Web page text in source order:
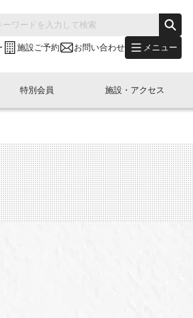
施設ご予約 お問い合わせ メニュー
別会員開催
展・参加
"LINK-BioBAY TOKYO"？
(News Letter)
コラム
ュース・事業紹介
ベント
LINK-J WEST
容
本橋エリアについて
特別会員
し込み
施設・アクセス
予約